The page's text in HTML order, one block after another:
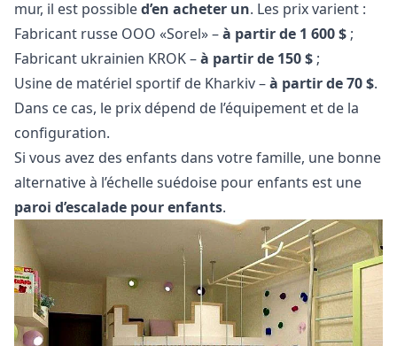
mur, il est possibled’en acheter un. Les prix varient :
Fabricant russe OOO «Sorel» –à partir de 1 600 $;
Fabricant ukrainien KROK –à partir de 150 $;
Usine de matériel sportif de Kharkiv –à partir de 70 $.
Dans ce cas, le prix dépend de l’équipement et de la
configuration.
Si vous avez des enfants dans votre famille, une bonne
alternative à l’échelle suédoise pour enfants est une
paroi d’escalade pour enfants.